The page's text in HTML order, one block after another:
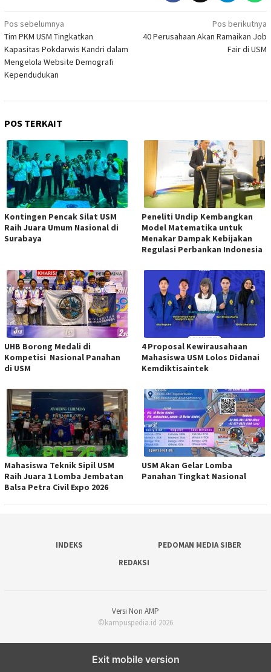
Navigasi
pos
Pos sebelumnya
Tim PKM USM Tingkatkan
Kapasitas Pokdarwis Kandri dalam
Mengelola Website Demografi
Kependudukan
Pos berikutnya
40 Perusahaan Akan Ramaikan Job
Fair di USM
POS TERKAIT
Kontingen Pencak Silat USM
Raih Juara Umum Nasional di
Surabaya
Peneliti Undip Kembangkan
Model Matematika untuk
Menakar Dampak Kebijakan
Regulasi Perbankan Indonesia
UHB Borong Medali di
Kompetisi Nasional Panahan
di USM
4 Proposal Kewirausahaan
Mahasiswa USM Lolos Didanai
Kemdiktisaintek
Mahasiswa Teknik Sipil USM
Raih Juara 1 Lomba Jembatan
Balsa Petra Civil Expo 2026
USM Akan Gelar Lomba
Panahan Tingkat Nasional
INDEKS
PEDOMAN MEDIA SIBER
REDAKSI
Versi Non AMP
©kampuspedia.id 2026
Exit mobile version